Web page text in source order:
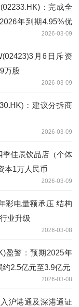
：完成全
年到期4.95%优
票据上市地位2026-03-09
月6日斥资
万股
2026-03-09
：建议分拆商
2026-03-09
季佳辰饮品店（个体
本1万人民币
2026-03-09
彩电量额承压 结构
业升级
2026-03-08
盈警：预期2025年
2.5亿元至3.9亿元
2026-03-08
沪港通及深港通证